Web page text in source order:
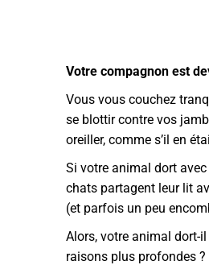
Votre compagnon est
Vous vous couchez
se blottir contre vos
oreiller, comme s’il en
Si votre animal dort avec
chats partagent leur lit
(et parfois un peu
Alors, votre animal dort-
raisons plus profondes